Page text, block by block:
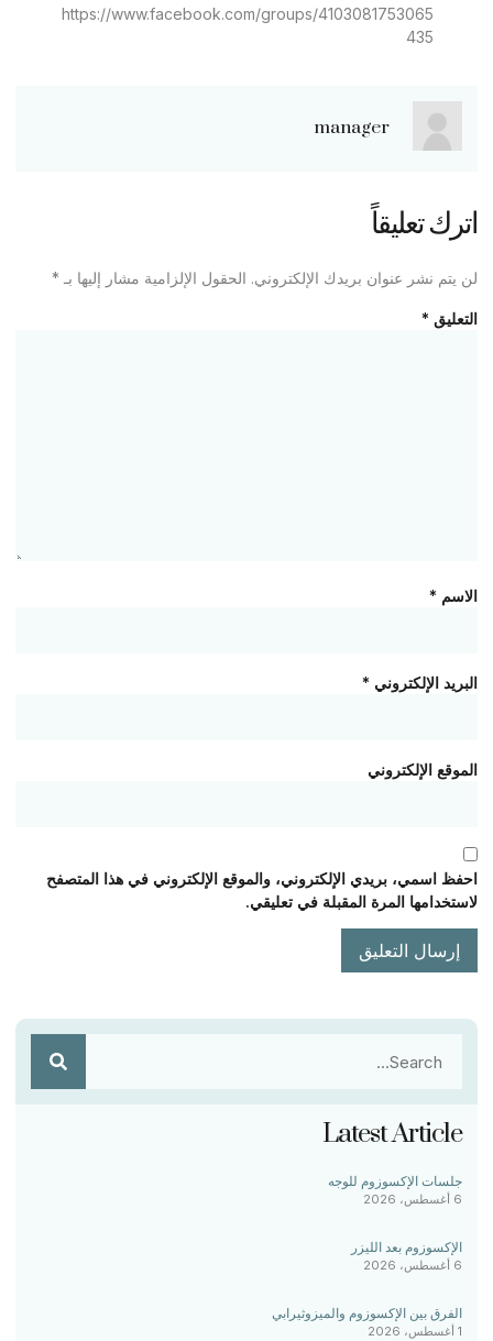
https://www.facebook.com/groups/4103081753065
435
manager
اترك تعليقاً
لن يتم نشر عنوان بريدك الإلكتروني. الحقول الإلزامية مشار إليها بـ *
التعليق *
الاسم *
البريد الإلكتروني *
الموقع الإلكتروني
احفظ اسمي، بريدي الإلكتروني، والموقع الإلكتروني في هذا المتصفح
لاستخدامها المرة المقبلة في تعليقي.
Latest Article
جلسات الإكسوزوم للوجه
6 أغسطس، 2026
الإكسوزوم بعد الليزر
6 أغسطس، 2026
الفرق بين الإكسوزوم والميزوثيرابي
1 أغسطس، 2026